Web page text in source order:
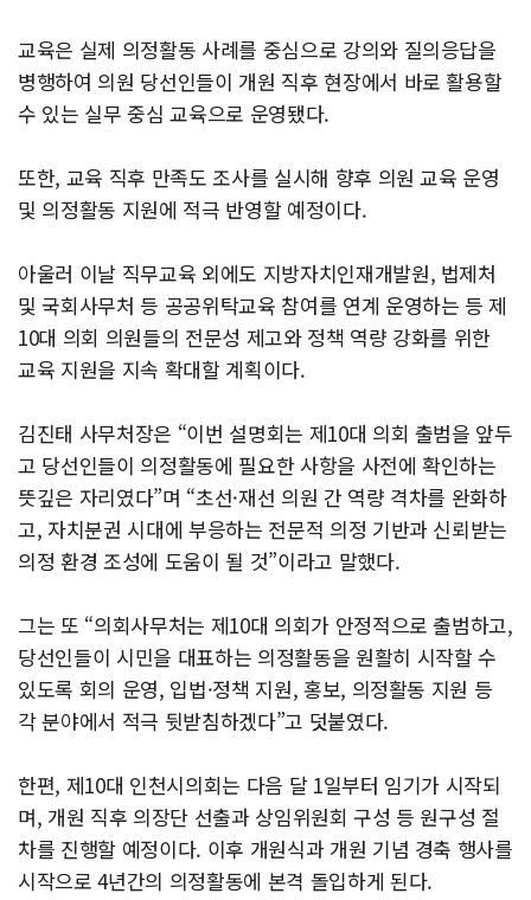
교육은 실제 의정활동 사례를 중심으로 강의와 질의응답을
병행하여 의원 당선인들이 개원 직후 현장에서 바로 활용할
수 있는 실무 중심 교육으로 운영됐다.
또한, 교육 직후 만족도 조사를 실시해 향후 의원 교육 운영
및 의정활동 지원에 적극 반영할 예정이다.
아울러 이날 직무교육 외에도 지방자치인재개발원, 법제처
및 국회사무처 등 공공위탁교육 참여를 연계 운영하는 등 제
10대 의회 의원들의 전문성 제고와 정책 역량 강화를 위한
교육 지원을 지속 확대할 계획이다.
김진태 사무처장은 “이번 설명회는 제10대 의회 출범을 앞두
고 당선인들이 의정활동에 필요한 사항을 사전에 확인하는
뜻깊은 자리였다”며 “초선·재선 의원 간 역량 격차를 완화하
고, 자치분권 시대에 부응하는 전문적 의정 기반과 신뢰받는
의정 환경 조성에 도움이 될 것”이라고 말했다.
그는 또 “의회사무처는 제10대 의회가 안정적으로 출범하고,
당선인들이 시민을 대표하는 의정활동을 원활히 시작할 수
있도록 회의 운영, 입법·정책 지원, 홍보, 의정활동 지원 등
각 분야에서 적극 뒷받침하겠다”고 덧붙였다.
한편, 제10대 인천시의회는 다음 달 1일부터 임기가 시작되
며, 개원 직후 의장단 선출과 상임위원회 구성 등 원구성 절
차를 진행할 예정이다. 이후 개원식과 개원 기념 경축 행사를
시작으로 4년간의 의정활동에 본격 돌입하게 된다.